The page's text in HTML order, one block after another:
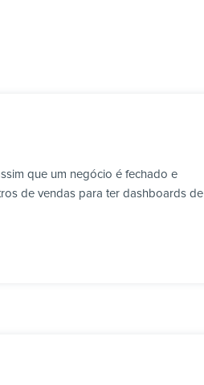
que um negócio é fechado e
de vendas para ter dashboards de